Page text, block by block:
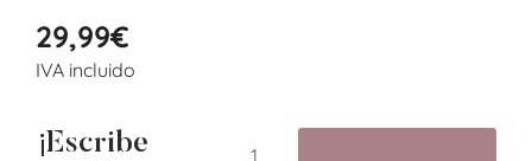
29,99€
IVA incluido
¡Escribe